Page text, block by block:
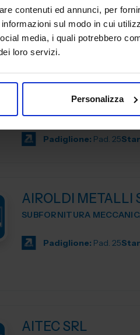
contenuti ed annunci, per
sul modo in cui
media, i quali potrebbero
loro servizi.
Personalizza
AGUZZOLI SRL
Da oltre 40 anni, Aguzzoli srl
di componenti in alluminio
stampi, curiamo ogni fase
Padiglione: Pad. 25
AIROLDI METALLI
SUBFORNITURA
Padiglione: Pad. 25
AITEC SRL